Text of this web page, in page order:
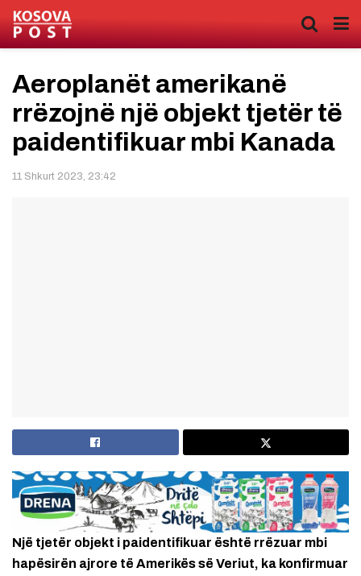
Aeroplanët amerikanë
rrëzojnë një objekt tjetër të
paidentifikuar mbi Kanada
11 Shkurt 2023, 23:42
Një tjetër objekt i paidentifikuar është rrëzuar mbi
hapësirën ajrore të Amerikës së Veriut, ka konfirmuar